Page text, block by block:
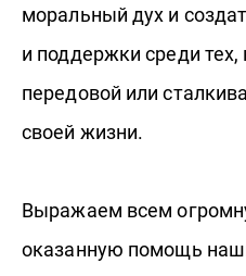
моральный дух и
и поддержки среди тех,
передовой или
своей жизни.
Выражаем всем
оказанную помощь